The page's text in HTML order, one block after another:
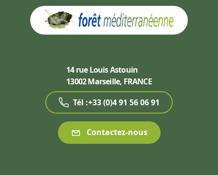
14 rue Louis Astouin
13002 Marseille, FRANCE
Tél :+33 (0)4 91 56 06 91
Contactez-nous